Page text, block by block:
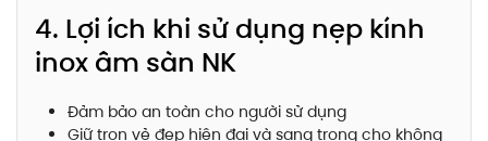
4. Lợi ích khi sử dụng nẹp kính
inox âm sàn NK
Đảm bảo an toàn cho người sử dụng
Giữ trọn vẻ đẹp hiện đại và sang trọng cho không